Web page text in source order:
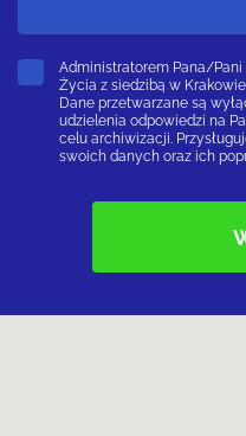
Administratorem Pana/
Życia z siedzibą w
Dane przetwarzane są
udzielenia odpowiedzi na
celu archiwizacji.
swoich danych oraz ich